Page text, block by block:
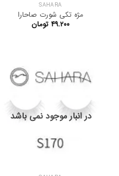
SAHARA
مژه تکی شورت صاحارا
۴۹.۲۰۰ تومان
در انبار موجود نمی باشد